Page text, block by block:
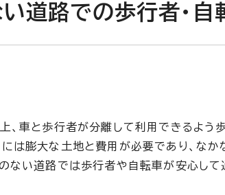
道路での歩行者・
、車と歩行者が分離して利用できるよう
は膨大な土地と費用が必要であり、なか
ない道路では歩行者や自転車が安心して